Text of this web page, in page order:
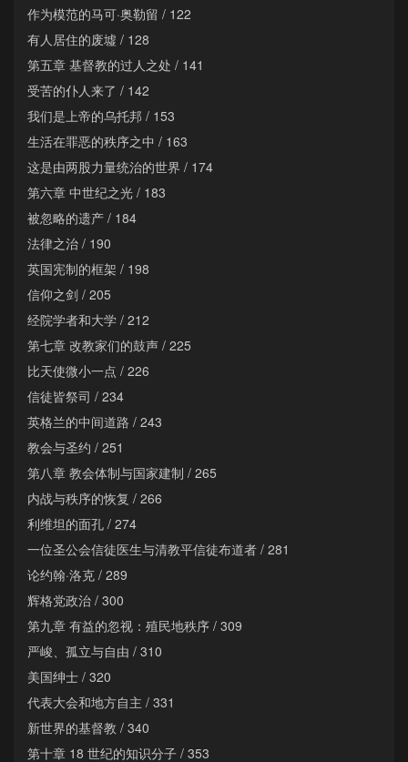
作为模范的马可·奥勒留 / 122
有人居住的废墟 / 128
第五章 基督教的过人之处 / 141
受苦的仆人来了 / 142
我们是上帝的乌托邦 / 153
生活在罪恶的秩序之中 / 163
这是由两股力量统治的世界 / 174
第六章 中世纪之光 / 183
被忽略的遗产 / 184
法律之治 / 190
英国宪制的框架 / 198
信仰之剑 / 205
经院学者和大学 / 212
第七章 改教家们的鼓声 / 225
比天使微小一点 / 226
信徒皆祭司 / 234
英格兰的中间道路 / 243
教会与圣约 / 251
第八章 教会体制与国家建制 / 265
内战与秩序的恢复 / 266
利维坦的面孔 / 274
一位圣公会信徒医生与清教平信徒布道者 / 281
论约翰·洛克 / 289
辉格党政治 / 300
第九章 有益的忽视：殖民地秩序 / 309
严峻、孤立与自由 / 310
美国绅士 / 320
代表大会和地方自主 / 331
新世界的基督教 / 340
第十章 18 世纪的知识分子 / 353